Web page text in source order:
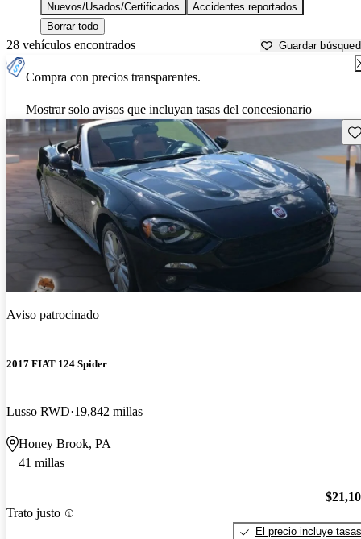
Nuevos/Usados/Certificados
Accidentes reportados
Borrar todo
28 vehículos encontrados Guardar
Compra con precios transparentes.
Mostrar solo avisos que incluyan tasas del concesionario
Aviso patrocinado
2017 FIAT 124 Spider
Lusso RWD 19,842 millas
Honey Brook, PA
41 millas
Trato justo
El precio incluye tasas